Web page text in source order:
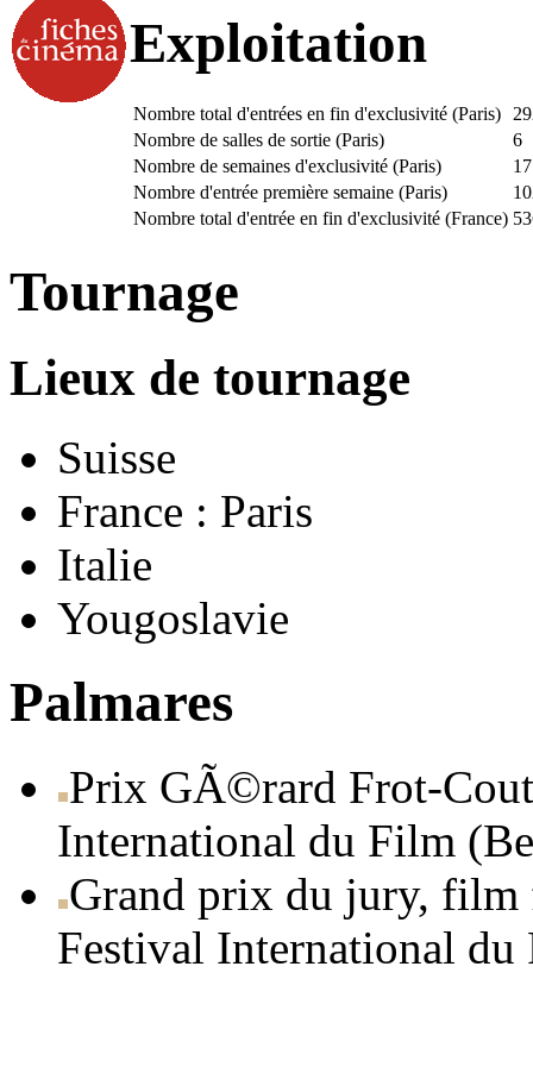
Exploitation
Nombre total d'entrées en fin d'exclusivité (Paris)
Nombre de salles de sortie (Paris)
6
Nombre de semaines d'exclusivité (Paris)
17
Nombre d'entrée première semaine (Paris)
Nombre total d'entrée en fin d'exclusivité (France)
Tournage
Lieux de tournage
Suisse
France : Paris
Italie
Yougoslavie
Palmares
Prix GÃ©rard Frot-
International du Film
Grand prix du jury, film
Festival International